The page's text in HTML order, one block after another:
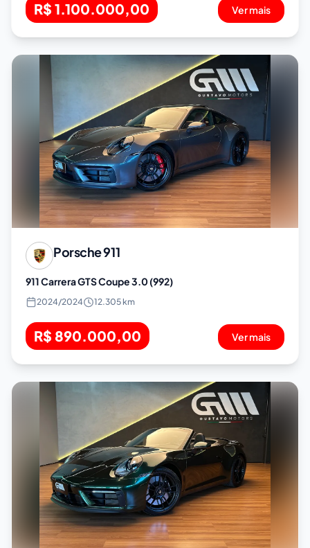
R$ 1.100.000,00 Ver mais
Porsche911
911 Carrera GTS Coupe 3.0 (992)
2024/2024 12.305 km
R$ 890.000,00 Ver mais